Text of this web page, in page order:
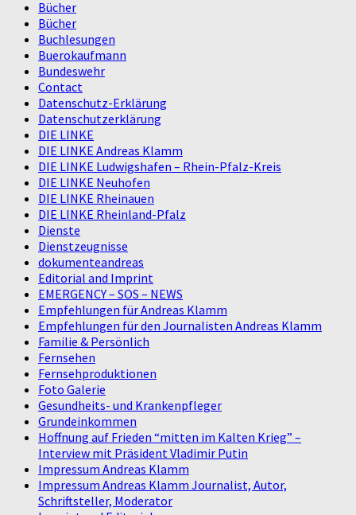
Bücher
Bücher
Buchlesungen
Buerokaufmann
Bundeswehr
Contact
Datenschutz-Erklärung
Datenschutzerklärung
DIE LINKE
DIE LINKE Andreas Klamm
DIE LINKE Ludwigshafen – Rhein-Pfalz-Kreis
DIE LINKE Neuhofen
DIE LINKE Rheinauen
DIE LINKE Rheinland-Pfalz
Dienste
Dienstzeugnisse
dokumenteandreas
Editorial and Imprint
EMERGENCY – SOS – NEWS
Empfehlungen für Andreas Klamm
Empfehlungen für den Journalisten Andreas Klamm
Familie & Persönlich
Fernsehen
Fernsehproduktionen
Foto Galerie
Gesundheits- und Krankenpfleger
Grundeinkommen
Hoffnung auf Frieden “mitten im Kalten Krieg” –
Interview mit Präsident Vladimir Putin
Impressum Andreas Klamm
Impressum Andreas Klamm Journalist, Autor,
Schriftsteller, Moderator